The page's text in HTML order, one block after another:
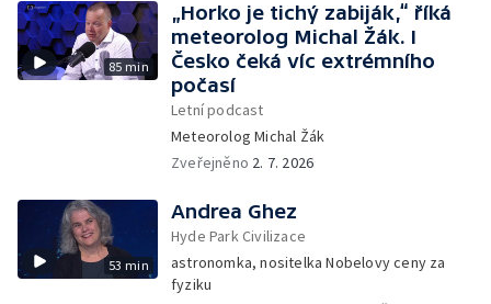
85 min
„Horko je tichý zabiják,“ říká
meteorolog Michal Žák. I
Česko čeká víc extrémního
počasí
Letní podcast
Meteorolog Michal Žák
Zveřejněno 2. 7. 2026
53 min
Andrea Ghez
Hyde Park Civilizace
astronomka, nositelka Nobelovy ceny za
fyziku